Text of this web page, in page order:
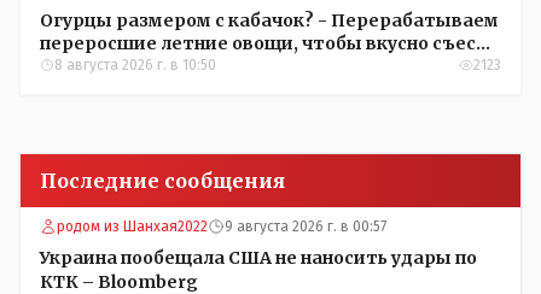
Огурцы размером с кабачок? - Перерабатываем
переросшие летние овощи, чтобы вкусно съесть
зимой
8 августа 2026 г. в 10:50 2123
Последние сообщения
родом из Шанхая2022 9 августа 2026 г. в 00:57
Украина пообещала США не наносить удары по
КТК – Bloomberg